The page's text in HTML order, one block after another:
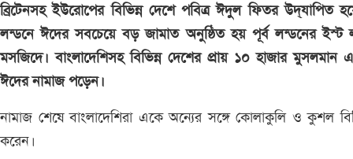
ব্রিটেনসহ ইউরোপের বিভিন্ন দেশে পবিত্র ঈদুল ফিতর উদ্‌যাপিত
লন্ডনে ঈদের সবচেয়ে বড় জামাত অনুষ্ঠিত হয় পূর্ব লন্ডনের ইস্ট
মসজিদে। বাংলাদেশিসহ বিভিন্ন দেশের প্রায় ১০ হাজার মুসলমান
ঈদের নামাজ পড়েন।
নামাজ শেষে বাংলাদেশিরা একে অন্যের সঙ্গে কোলাকুলি ও কুশল
করেন।